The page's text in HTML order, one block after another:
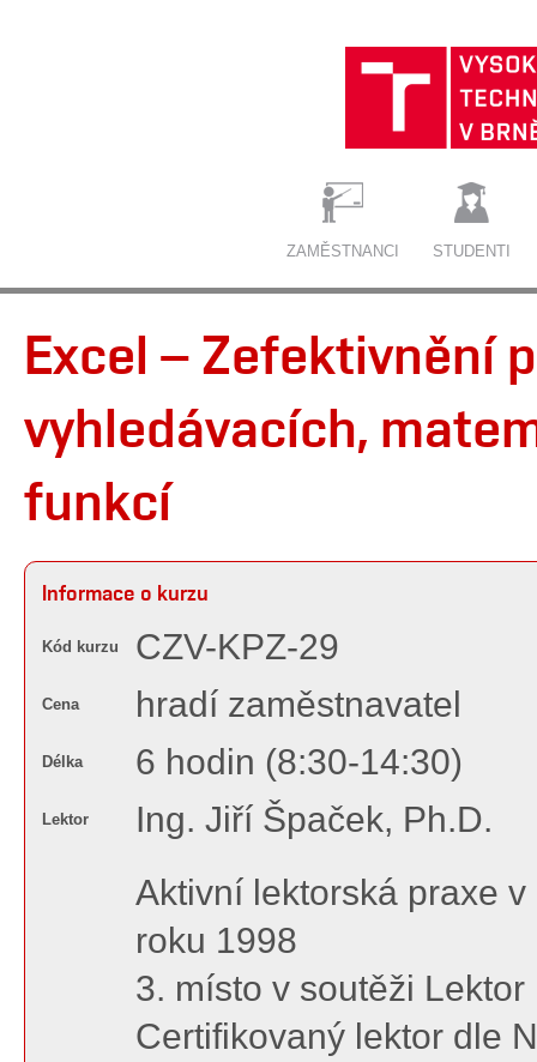
ZAMĚSTNANCI STUDENTI
Excel – Zefektivnění
vyhledávacích,
funkcí
Informace o kurzu
Kód kurzu CZV-KPZ-29
Cena hradí zaměstnavatel
Délka 6 hodin (8:30-14:30)
Lektor
Ing. Jiří Špaček, Ph.D.
Aktivní lektorská praxe
roku 1998
3. místo v soutěži Lektor
Certifikovaný lektor dle